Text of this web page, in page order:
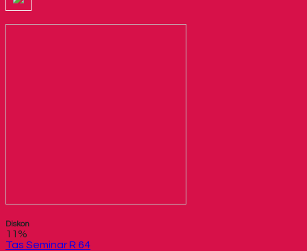
Diskon
11%
Tas Seminar R 64